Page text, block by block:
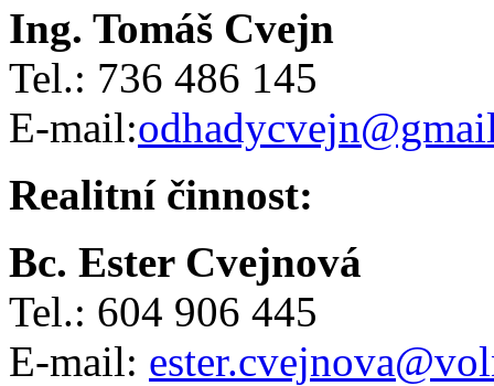
Ing. Tomáš Cvejn
Tel.: 736 486 145
E-mail:
Realitní činnost:
Bc. Ester Cvejnová
Tel.: 604 906 445
E-mail: